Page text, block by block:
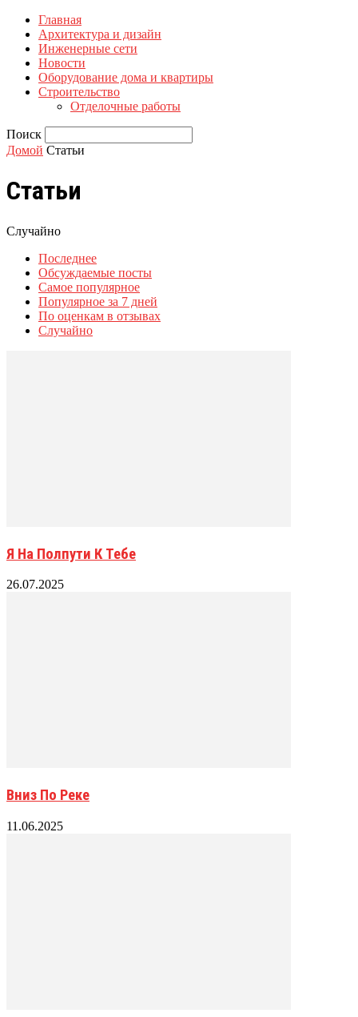
Главная
Архитектура и дизайн
Инженерные сети
Новости
Оборудование дома и квартиры
Строительство
Отделочные работы
Поиск
Домой Статьи
Статьи
Случайно
Последнее
Обсуждаемые посты
Самое популярное
Популярное за 7 дней
По оценкам в отзывах
Случайно
Я На Полпути К Тебе
26.07.2025
Вниз По Реке
11.06.2025